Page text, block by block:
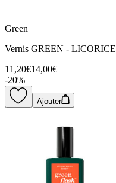
Green
Vernis GREEN - LICORICE
11,20€14,00€
-20%
Ajouter